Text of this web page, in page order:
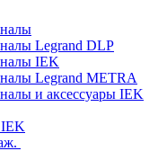
Legrand DLP
IEK
Legrand METRA
и аксессуары IEK
IEK